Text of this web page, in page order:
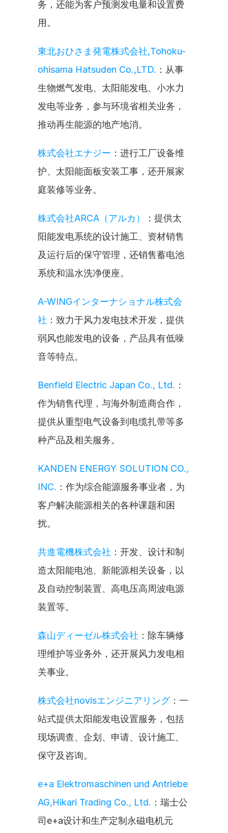
务，还能为客户预测发电量和设置费
用。
東北おひさま発電株式会社,Tohoku-
ohisama Hatsuden Co.,LTD. ：从事
生物燃气发电、太阳能发电、小水力
发电等业务，参与环境省相关业务，
推动再生能源的地产地消。
株式会社エナジー ：进行工厂设备维
护、太阳能面板安装工事，还开展家
庭装修等业务。
株式会社ARCA（アルカ）
：提供太
阳能发电系统的设计施工、资材销售
及运行后的保守管理，还销售蓄电池
系统和温水洗净便座。
A-WINGインターナショナル株式会
社 ：致力于风力发电技术开发，提供
弱风也能发电的设备，产品具有低噪
音等特点。
Benfield Electric Japan Co., Ltd. ：
作为销售代理，与海外制造商合作，
提供从重型电气设备到电缆扎带等多
种产品及相关服务。
KANDEN ENERGY SOLUTION CO.,
INC. ：作为综合能源服务事业者，为
客户解决能源相关的各种课题和困
扰。
共進電機株式会社 ：开发、设计和制
造太阳能电池、新能源相关设备，以
及自动控制装置、高电压高周波电源
装置等。
森山ディーゼル株式会社 ：除车辆修
理维护等业务外，还开展风力发电相
关事业。
株式会社novisエンジニアリング：一
站式提供太阳能发电设置服务，包括
现场调查、企划、申请、设计施工、
保守及咨询。
e+a Elektromaschinen und Antriebe
AG,Hikari Trading Co., Ltd. ：瑞士公
司e+a设计和生产定制永磁电机元